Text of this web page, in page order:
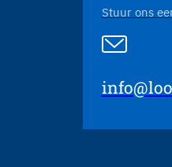
Stuur ons